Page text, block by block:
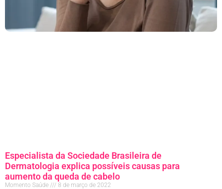
Especialista da Sociedade Brasileira de
Dermatologia explica possíveis causas para
aumento da queda de cabelo
Momento Saúde 8 de março de 2022